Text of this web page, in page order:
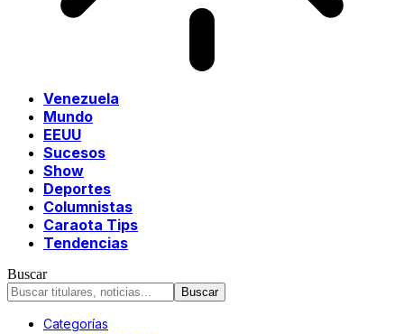
Venezuela
Mundo
EEUU
Sucesos
Show
Deportes
Columnistas
Caraota Tips
Tendencias
Buscar
Categorías